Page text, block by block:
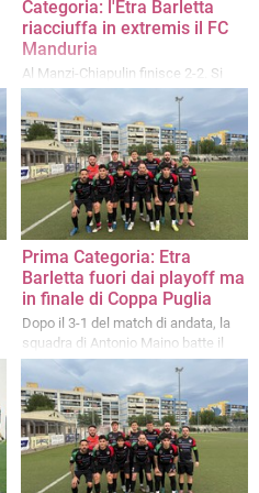
Categoria: l'Etra Barletta
riacciuffa in extremis il FC
Manduria
Al Manzi-Chiapulin finisce 2-2. Si
decide tutto domenica pomeriggio al
Nino Dimitri
Prima Categoria: Etra
Barletta fuori dai playoff ma
in finale di Coppa Puglia
Dopo il 3-1 del match di andata, la
squadra di Antonio Maino batte il
Triggiano anche al Manzi Chiapulin
con un rotondo 4-0